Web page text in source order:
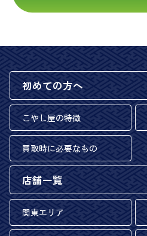
初めての方へ
こやし屋の特徴
買取時に必要なもの
店舗一覧
関東エリア